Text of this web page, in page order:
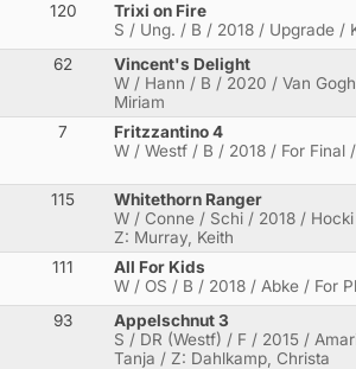
120
Trixi on Fire
S / Ung. / B / 2018 / Upgrade /
62
Vincent's Delight
W / Hann / B / 2020 / Van
Miriam
7
Fritzzantino 4
W / Westf / B / 2018 / For Final
115
Whitethorn Ranger
W / Conne / Schi / 2018 /
Z: Murray, Keith
111
All For Kids
W / OS / B / 2018 / Abke / For
93
Appelschnut 3
S / DR (Westf) / F / 2015 /
Tanja / Z: Dahlkamp, Christa